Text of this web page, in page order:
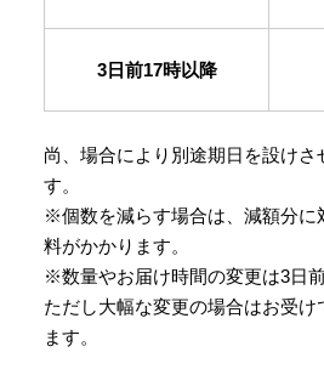
3日前17時以降
尚、場合により別途期日を設けさ
す。
※個数を減らす場合は、減額分に
料がかかります。
※数量やお届け時間の変更は3日
ただし大幅な変更の場合はお受け
ます。